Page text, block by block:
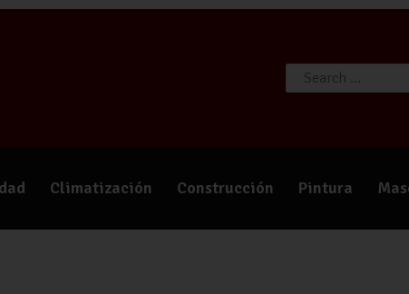
Climatización Construcción Pintura
CONTACTO